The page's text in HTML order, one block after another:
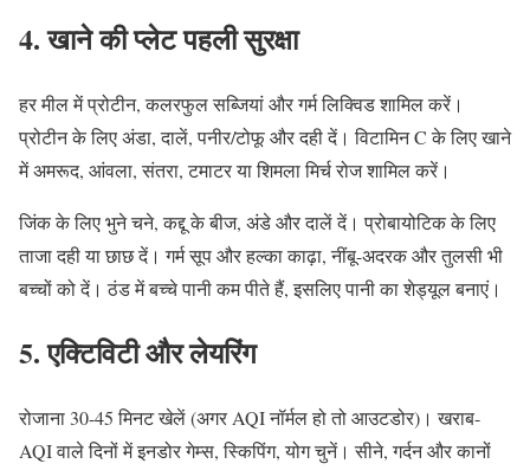
4. खाने की प्लेट पहली सुरक्षा
हर मील में प्रोटीन, कलरफुल सब्जियां और गर्म लिक्विड शामिल करें।
प्रोटीन के लिए अंडा, दालें, पनीर/टोफू और दही दें। विटामिन C के लिए खाने
में अमरूद, आंवला, संतरा, टमाटर या शिमला मिर्च रोज शामिल करें।
जिंक के लिए भुने चने, कद्दू के बीज, अंडे और दालें दें। प्रोबायोटिक के लिए
ताजा दही या छाछ दें। गर्म सूप और हल्का काढ़ा, नींबू-अदरक और तुलसी भी
बच्चों को दें। ठंड में बच्चे पानी कम पीते हैं, इसलिए पानी का शेड्यूल बनाएं।
5.एक्टिविटी और लेयरिंग
रोजाना 30-45 मिनट खेलें (अगर AQI नॉर्मल हो तो आउटडोर)। खराब-
AQI वाले दिनों में इनडोर गेम्स, स्किपिंग, योग चुनें। सीने, गर्दन और कानों